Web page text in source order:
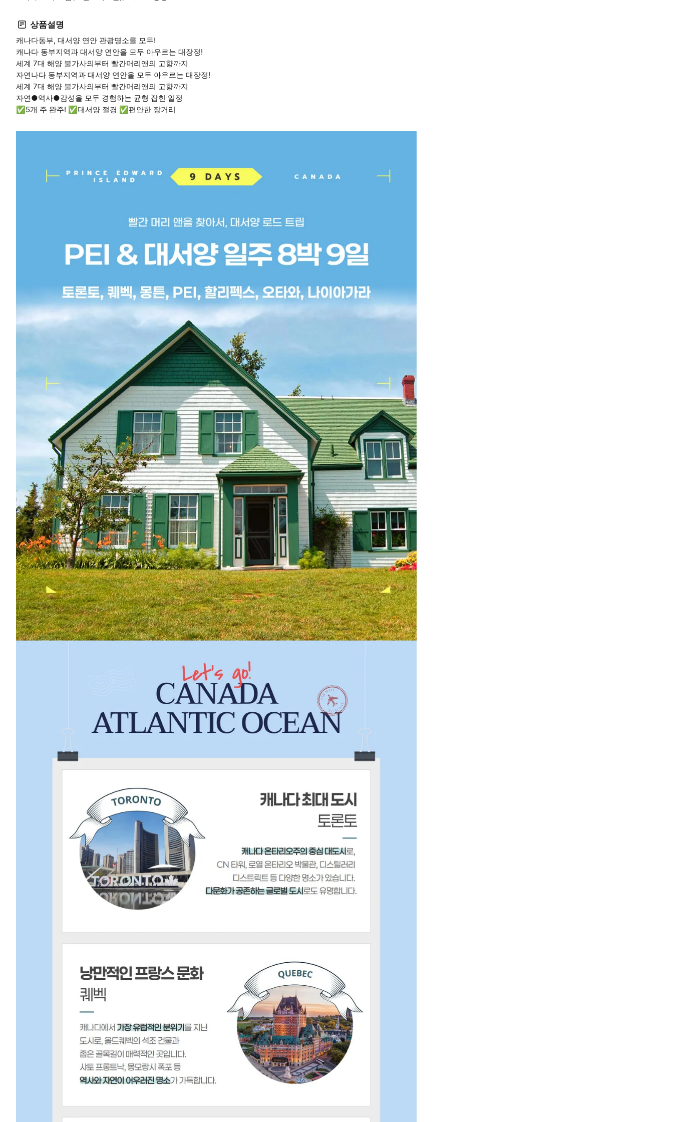
상품설명
캐나다동부, 대서양 연안 관광명소를 모두!
캐나다 동부지역과 대서양 연안을 모두 아우르는 대장정!
세계 7대 해양 불가사의부터 빨간머리앤의 고향까지
자연나다 동부지역과 대서양 연안을 모두 아우르는 대장정!
세계 7대 해양 불가사의부터 빨간머리앤의 고향까지
자연●역사●감성을 모두 경험하는 균형 잡힌 일정
✅5개 주 완주! ✅대서양 절경 ✅편안한 장거리